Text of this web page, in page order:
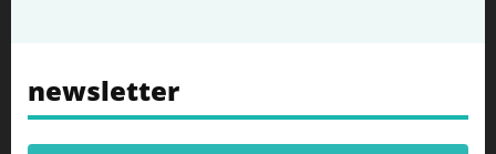
newsletter